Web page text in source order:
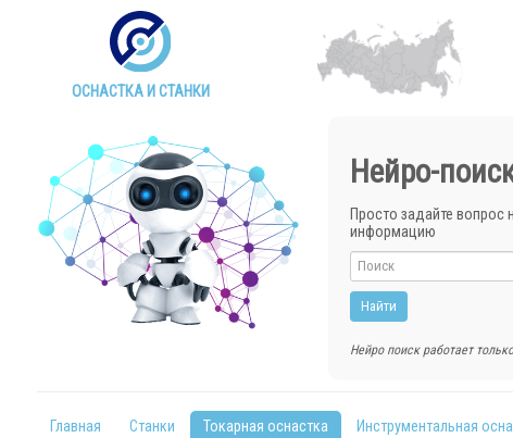
ОСНАСТКА И СТАНКИ
Нейро-
Просто задайте вопрос
информацию
Нейро поиск работает
Главная Станки Токарная оснастка Инструментальная